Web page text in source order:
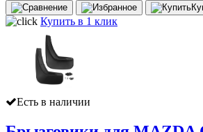
Купить в 1 клик
Есть в наличии